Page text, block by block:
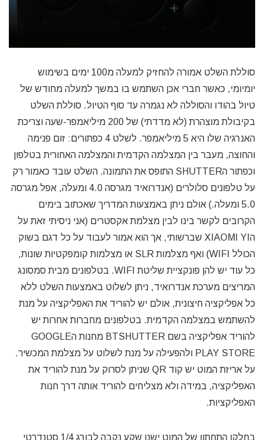
סוללת השלט אמורה להחזיק למעלה מ100 ימים בשימוש
יומיומי, כאשר חברי אכן השתמש בו במשך למעלה מחודש של
טיול בהודו והסוללה לא נגמרה עד סוף הטיול. סוללת השלט
בקיבולת מוצהרת (לא מדדתי) של 200 מיליאמפר-שעה וצריכת
האנרגיה שלו היא 5 מיליאמפר. לשלט 4 כפתורים: זום פנימה
והחוצה, מעבר בין המצלמה הקדמית והמצלמה האחורית בטלפון
וכפתור הSHUTTER התופס את התמונה. השלט עובד כאמור רק
על טלפונים סלולרים (אנדרואיד מגרסה 4.0 ומעלה, אפל מגרסה
5.0 ומעלה.) אולם ניתן באמצעות המדריך שאכתוב בימים
הקרובים לקשר בינו לבין מצלמת אקסטרים (אני ניסיתי זאת על
הXIAOMI YI שברשותי, אך הוא אמור לעבוד על כל דגם בשוק
הכולל WIFI) ואף מצלמות SLR או מצלמות קומפקטיות שונות,
כל עוד יש להן פונקציית שליטת WIFI. בטלפונים מבית סמסונג
המריצים מערכת אנדרואיד, ניתן לשלוט באמצעות השלט ללא
כל אפליקציה חיצונית, אולם יש להוריד את האפליקציה על מנת
להשתמש במצלמה הקדמית. בטלפונים מחברות אחרות יש
להוריד אפליקציה בשם BTSHUTTER מחנות הGOOGLE
PLAY STORE ולהפעילה על מנת לשלוט על מצלמת המכשיר.
על אריזת המוט יש קוד QR שניתן לסרוק על מנת להוריד את
האפליקציה, במידה ולא מצליחים להוריד אותה דרך חנות
האפליקציות.
בחלקו התחתון של המוט ישנו שקע נקבה לבורג 1/4 סטנדרטי